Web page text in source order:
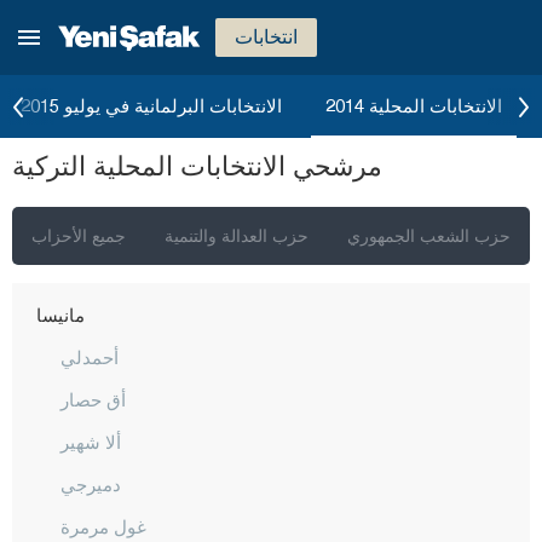
انتخابات
الانتخابات البرلمانية في يوليو 2015 الانتخابات المحلية 2014
مرشحي الانتخابات المحلية التركية
جميع الأحزاب حزب العدالة والتنمية حزب الشعب الجمهوري
قرقلر ايلي
قرشهير
قوجه ايلي
قونيا
مالاطيا
مانيسا
أحمدلي
أق حصار
ألا شهير
دميرجي
غول مرمرة